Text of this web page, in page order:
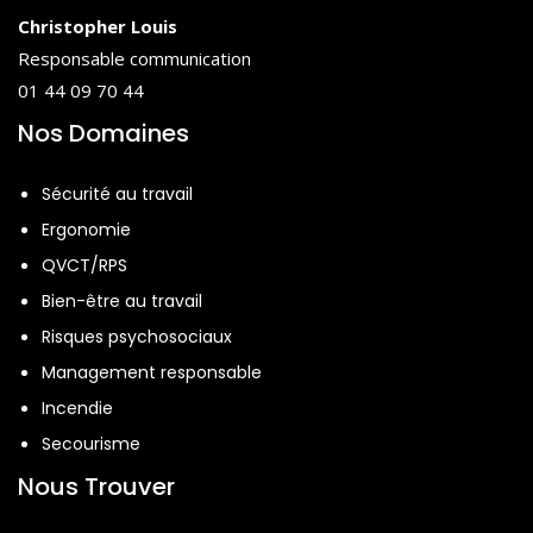
Christopher Louis
Responsable communication
01 44 09 70 44
Nos Domaines
Sécurité au travail
Ergonomie
QVCT/RPS
Bien-être au travail
Risques psychosociaux
Management responsable
Incendie
Secourisme
Nous Trouver